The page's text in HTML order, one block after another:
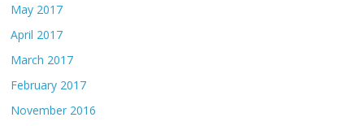
May 2017
April 2017
March 2017
February 2017
November 2016